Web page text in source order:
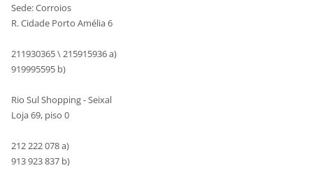
Sede: Corroios
R. Cidade Porto Amélia 6
211930365 \ 215915936 a)
919995595 b)
Rio Sul Shopping - Seixal
Loja 69, piso 0
212 222 078 a)
913 923 837 b)